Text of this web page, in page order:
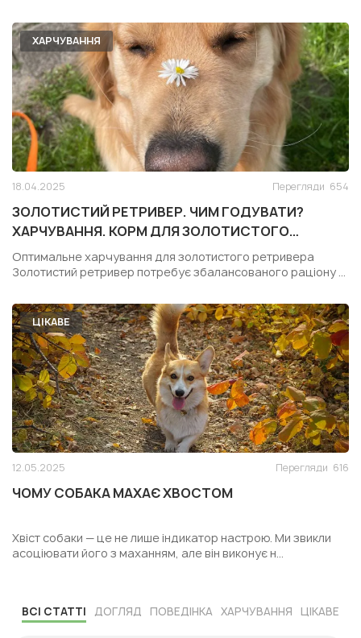
ХАРЧУВАННЯ
18.04.2025 Перегляди 654
ЗОЛОТИСТИЙ РЕТРИВЕР. ЧИМ ГОДУВАТИ?
ХАРЧУВАННЯ. КОРМ ДЛЯ ЗОЛОТИСТОГО
РЕТРИВЕРА
Оптимальне харчування для золотистого ретривера
Золотистий ретривер потребує збалансованого раціону ...
ЦІКАВЕ
12.05.2025 Перегляди 616
ЧОМУ СОБАКА МАХАЄ ХВОСТОМ
Хвіст собаки — це не лише індикатор настрою. Ми звикли
асоціювати його з маханням, але він виконує н...
ВСІ СТАТТІ ДОГЛЯД ПОВЕДІНКА ХАРЧУВАННЯ ЦІКАВЕ